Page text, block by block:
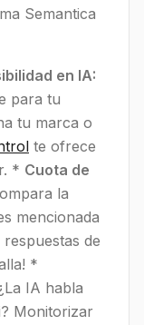
Semantica
en IA:
para tu
tu marca o
te ofrece
* Cuota de
la
mencionada
respuestas de
*
IA habla
Monitorizar